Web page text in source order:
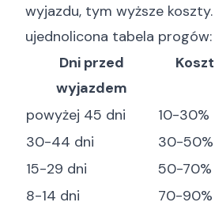
wyjazdu, tym wyższe
ujednolicona tabela progów:
Dni przed
wyjazdem
powyżej 45 dni
10-30%
30-44 dni
30-50%
15-29 dni
50-70%
8-14 dni
70-90%